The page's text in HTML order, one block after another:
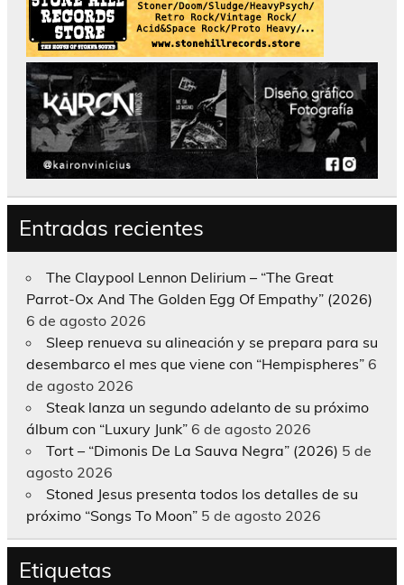
Entradas recientes
The Claypool Lennon Delirium – “The Great
Parrot-Ox And The Golden Egg Of Empathy” (2026)
6 de agosto 2026
Sleep renueva su alineación y se prepara para su
desembarco el mes que viene con “Hempispheres” 6
de agosto 2026
Steak lanza un segundo adelanto de su próximo
álbum con “Luxury Junk” 6 de agosto 2026
Tort – “Dimonis De La Sauva Negra” (2026) 5 de
agosto 2026
Stoned Jesus presenta todos los detalles de su
próximo “Songs To Moon” 5 de agosto 2026
Etiquetas